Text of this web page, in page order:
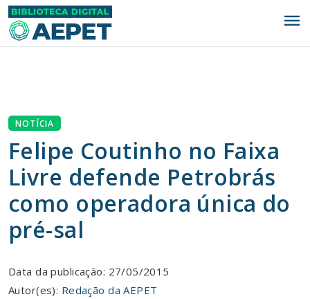
menu
NOTÍCIA
Felipe Coutinho no Faixa
Livre defende Petrobrás
como operadora única do
pré-sal
Data da publicação: 27/05/2015
Autor(es): Redação da AEPET